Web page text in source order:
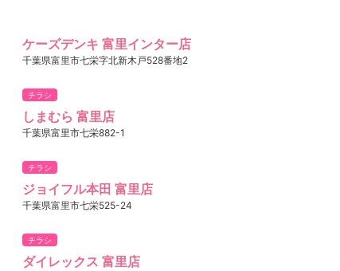
ケーズデンキ 富里インター店
千葉県富里市七栄字北新木戸528番地2
チラシ
しまむら 富里店
千葉県富里市七栄882-1
チラシ
ジョイフル本田 富里店
千葉県富里市七栄525-24
チラシ
ダイレックス 富里店